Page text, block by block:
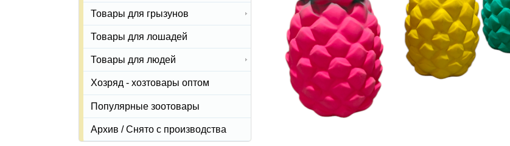
Товары для грызунов
Товары для лошадей
Товары для людей
Хозряд - хозтовары оптом
Популярные зоотовары
Архив / Снято с производства